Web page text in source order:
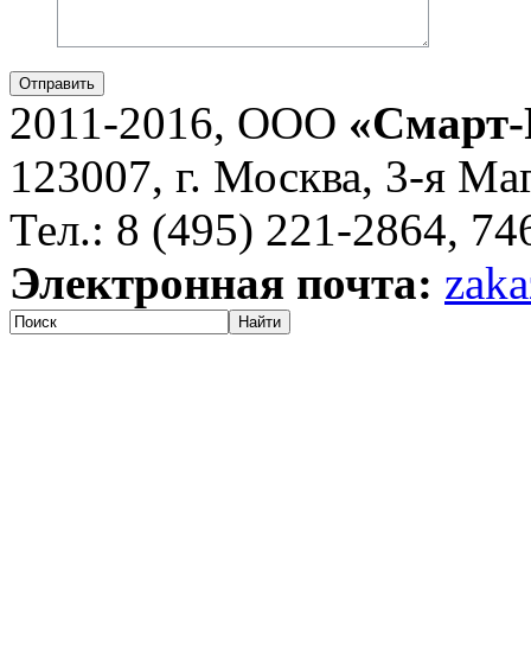
Отправить
2011-2016, ООО
123007, г. Москва, 3-я
Тел.: 8 (495) 221-2864,
Электронная почта:
Найти